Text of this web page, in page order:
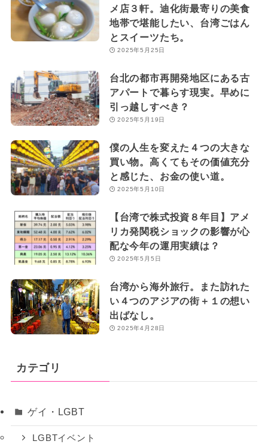
メ店３軒。迪化街最寄りの美食
地帯で堪能したい、台湾ごはん
とスイーツたち。
2025年5月25日
台北の都市再開発地区にある古
アパートで暮らす現実。早めに
引っ越しすべき？
2025年5月19日
僕の人生を変えた４つの大きな
買い物。高くてもその価値充分
と感じた、お金の使い道。
2025年5月10日
【台湾で株式投資８年目】アメ
リカ発関税ショックの影響が心
配な今年の運用実績は？
2025年5月5日
台湾から海外旅行。また訪れた
い４つのアジアの街＋１の想い
出ばなし。
2025年4月28日
カテゴリ
ゲイ・LGBT
LGBTイベント